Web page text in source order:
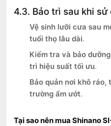
4.3. Bảo trì sau khi sử
Vệ sinh lưỡi cưa sau
tuổi thọ lâu dài.
Kiểm tra và bảo
trì hiệu suất tối ưu.
Bảo quản nơi khô
trường ẩm ướt.
Tại sao nên mua Shinano